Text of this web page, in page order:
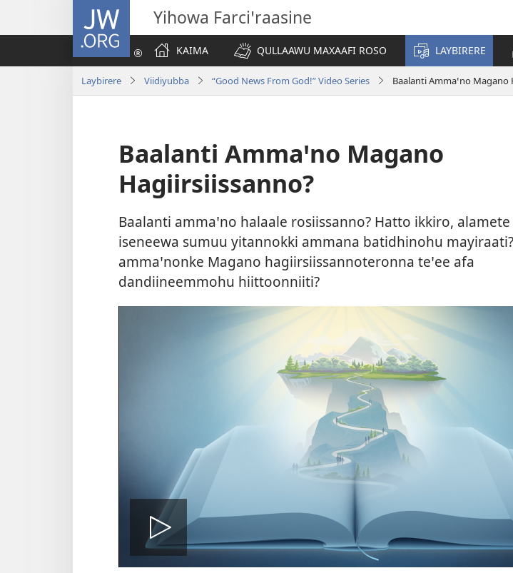
JW.ORG Yihowa Farciꞌraasine
KAIMA
QULLAAWU MAXAAFI ROSO LAYBIRERE
Laybirere Viidiyubba “Good News From God!” Video Series Baalanti Ammaꞌno Magano
Baalanti Ammaꞌno Magano
Hagiirsiissanno?
Baalanti ammaꞌno halaale rosiissanno? Hatto ikkiro, alamete
iseneewa sumuu yitannokki ammana batidhinohu
ammaꞌnonke Magano hagiirsiissannoteronna teꞌee afa
dandiineemmohu hiittoonniiti?
Viidiyo